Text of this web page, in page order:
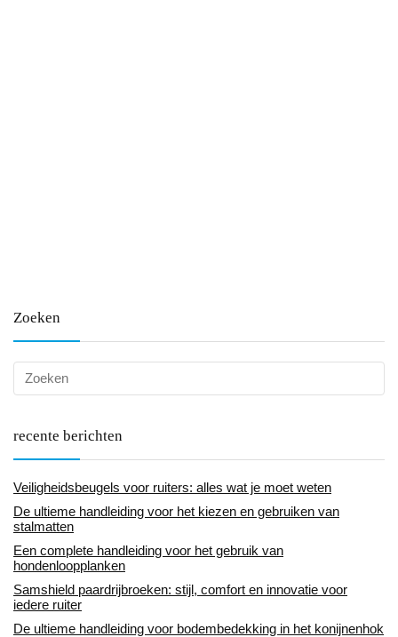
Zoeken
recente berichten
Veiligheidsbeugels voor ruiters: alles wat je moet weten
De ultieme handleiding voor het kiezen en gebruiken van
stalmatten
Een complete handleiding voor het gebruik van
hondenloopplanken
Samshield paardrijbroeken: stijl, comfort en innovatie voor
iedere ruiter
De ultieme handleiding voor bodembedekking in het konijnenhok